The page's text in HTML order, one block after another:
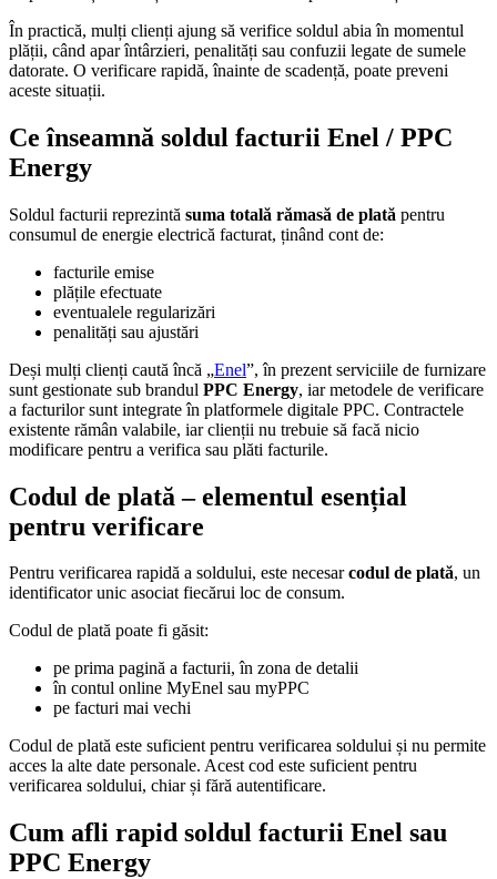
În practică, mulți clienți ajung să verifice soldul abia în momentul
plății, când apar întârzieri, penalități sau confuzii legate de sumele
datorate. O verificare rapidă, înainte de scadență, poate preveni
aceste situații.
Ce înseamnă soldul facturii Enel / PPC
Energy
Soldul facturii reprezintă suma totală rămasă de plată pentru
consumul de energie electrică facturat, ținând cont de:
facturile emise
plățile efectuate
eventualele regularizări
penalități sau ajustări
Deși mulți clienți caută încă „Enel”, în prezent serviciile de furnizare
sunt gestionate sub brandul PPC Energy, iar metodele de verificare
a facturilor sunt integrate în platformele digitale PPC. Contractele
existente rămân valabile, iar clienții nu trebuie să facă nicio
modificare pentru a verifica sau plăti facturile.
Codul de plată – elementul esențial
pentru verificare
Pentru verificarea rapidă a soldului, este necesarcodul de plată, un
identificator unic asociat fiecărui loc de consum.
Codul de plată poate fi găsit:
pe prima pagină a facturii, în zona de detalii
în contul online MyEnel sau myPPC
pe facturi mai vechi
Codul de plată este suficient pentru verificarea soldului și nu permite
acces la alte date personale. Acest cod este suficient pentru
verificarea soldului, chiar și fără autentificare.
Cum afli rapid soldul facturii Enel sau
PPC Energy